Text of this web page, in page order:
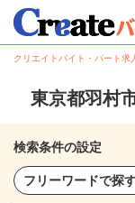
クリエイトバイト・パート求
東京都羽村
検索条件の設定